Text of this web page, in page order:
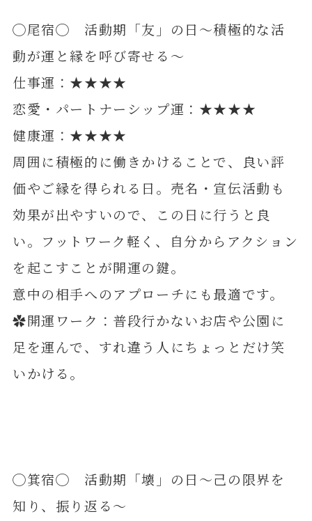
◯尾宿◯ 活動期「友」の日～積極的な活
動が運と縁を呼び寄せる～
仕事運：★★★★
恋愛・パートナーシップ運：★★★★
健康運：★★★★
周囲に積極的に働きかけることで、良い評
価やご縁を得られる日。売名・宣伝活動も
効果が出やすいので、この日に行うと良
い。フットワーク軽く、自分からアクション
を起こすことが開運の鍵。
意中の相手へのアプローチにも最適です。
✿開運ワーク：普段行かないお店や公園に
足を運んで、すれ違う人にちょっとだけ笑
いかける。
◯箕宿◯ 活動期「壊」の日～己の限界を
知り、振り返る～